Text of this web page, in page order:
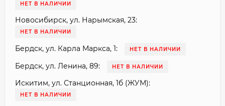
НЕТ В НАЛИЧИИ
Новосибирск, ул. Нарымская, 23:
НЕТ В НАЛИЧИИ
Бердск, ул. Карла Маркса, 1: НЕТ В НАЛИЧИИ
Бердск, ул. Ленина, 89: НЕТ В НАЛИЧИИ
Искитим, ул. Станционная, 1б (ЖУМ):
НЕТ В НАЛИЧИИ